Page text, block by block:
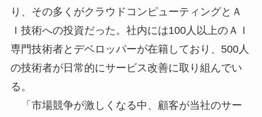
り、その多くがクラウドコンピューティングとＡ
Ｉ技術への投資だった。社内には100人以上のＡＩ
専門技術者とデベロッパーが在籍しており、500人
の技術者が日常的にサービス改善に取り組んでい
る。
「市場競争が激しくなる中、顧客が当社のサー